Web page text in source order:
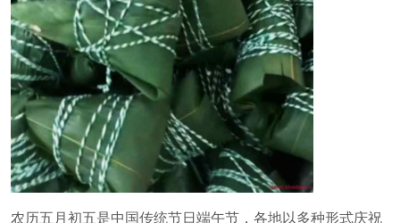
农历五月初五是中国传统节日端午节，各地以多种形式庆祝